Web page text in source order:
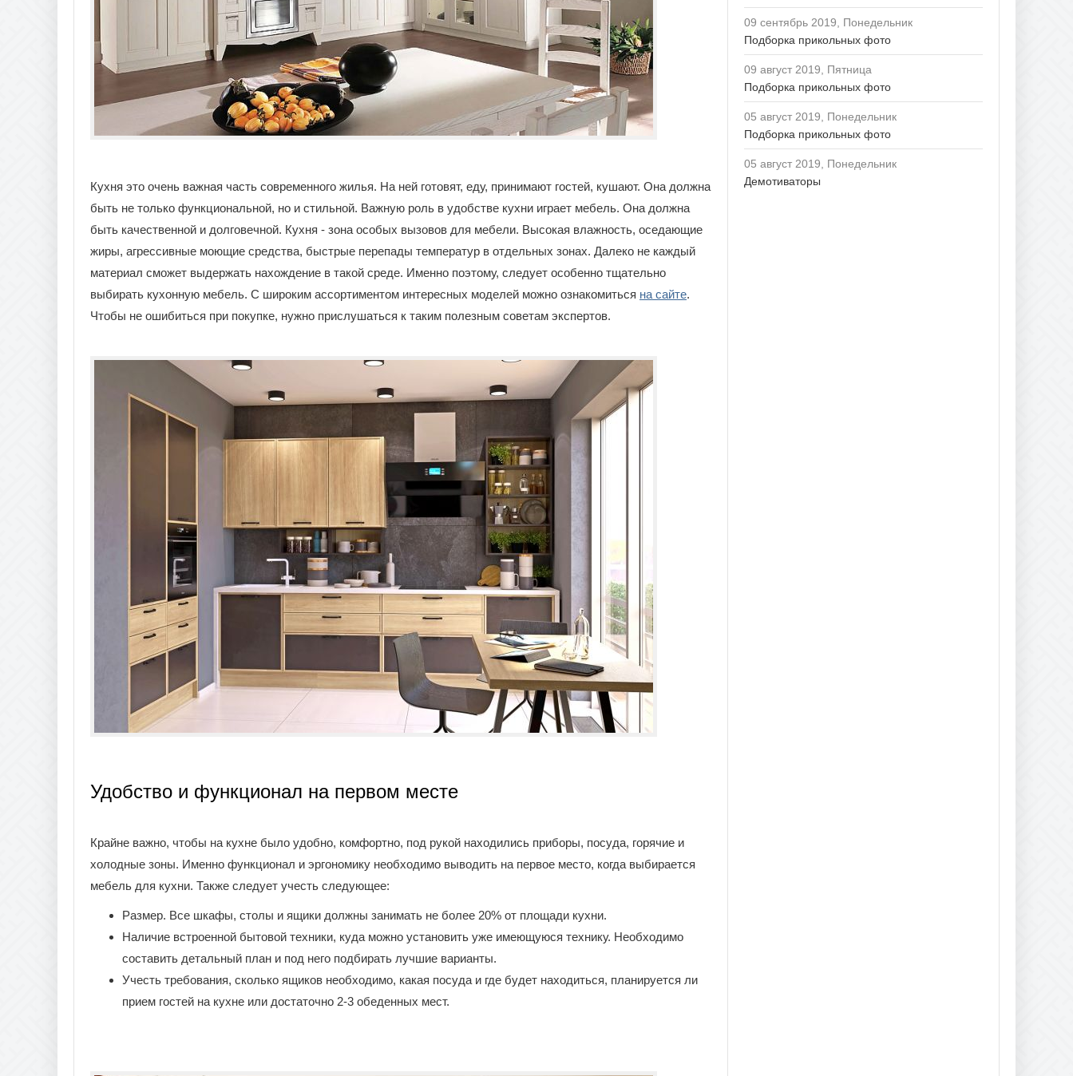
Кухня это очень важная часть современного жилья. На ней готовят, еду, принимают гостей, кушают. Она должна
быть не только функциональной, но и стильной. Важную роль в удобстве кухни играет мебель. Она должна
быть качественной и долговечной. Кухня - зона особых вызовов для мебели. Высокая влажность, оседающие
жиры, агрессивные моющие средства, быстрые перепады температур в отдельных зонах. Далеко не каждый
материал сможет выдержать нахождение в такой среде. Именно поэтому, следует особенно тщательно
выбирать кухонную мебель. С широким ассортиментом интересных моделей можно ознакомиться на сайте.
Чтобы не ошибиться при покупке, нужно прислушаться к таким полезным советам экспертов.
Удобство и функционал на первом месте
Крайне важно, чтобы на кухне было удобно, комфортно, под рукой находились приборы, посуда, горячие и
холодные зоны. Именно функционал и эргономику необходимо выводить на первое место, когда выбирается
мебель для кухни. Также следует учесть следующее:
Размер. Все шкафы, столы и ящики должны занимать не более 20% от площади кухни.
Наличие встроенной бытовой техники, куда можно установить уже имеющуюся технику. Необходимо
составить детальный план и под него подбирать лучшие варианты.
Учесть требования, сколько ящиков необходимо, какая посуда и где будет находиться, планируется ли
прием гостей на кухне или достаточно 2-3 обеденных мест.
09 сентябрь 2019, Понедельник
Подборка прикольных фото
09 август 2019, Пятница
Подборка прикольных фото
05 август 2019, Понедельник
Подборка прикольных фото
05 август 2019, Понедельник
Демотиваторы